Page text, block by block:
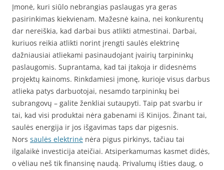
Įmonė, kuri siūlo nebrangias paslaugas yra geras
pasirinkimas kiekvienam. Mažesnė kaina, nei konkurentų
dar nereiškia, kad darbai bus atlikti atmestinai. Darbai,
kuriuos reikia atlikti norint įrengti saulės elektrinę
dažniausiai atliekami pasinaudojant įvairių tarpininkų
paslaugomis. Suprantama, kad tai įtakoja ir didesnėms
projektų kainoms. Rinkdamiesi įmonę, kurioje visus darbus
atlieka patys darbuotojai, nesamdo tarpininkų bei
subrangovų – galite ženkliai sutaupyti. Taip pat svarbu ir
tai, kad visi produktai nėra gabenami iš Kinijos. Žinant tai,
saulės energija ir jos išgavimas taps dar pigesnis.
Nors saulės elektrinė nėra pigus pirkinys, tačiau tai
ilgalaikė investicija ateičiai. Atsiperkamumas kasmet didės,
o vėliau neš tik finansinę naudą. Privalumų išties daug, o